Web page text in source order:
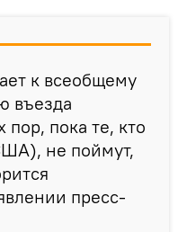
к всеобщему
въезда
пока те, кто
не поймут,
пресс-